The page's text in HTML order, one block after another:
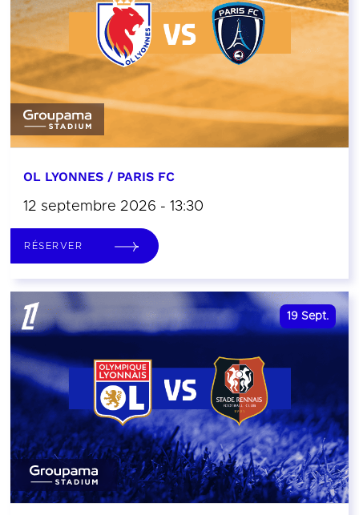
OL LYONNES / PARIS FC
12 septembre 2026 - 13:30
RÉSERVER
19 Sept.